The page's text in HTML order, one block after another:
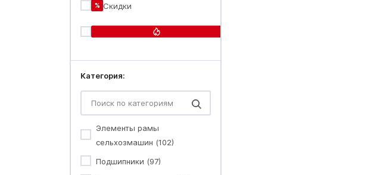
% Скидки
Категория:
Элементы рамы
сельхозмашин (102)
Подшипники (97)